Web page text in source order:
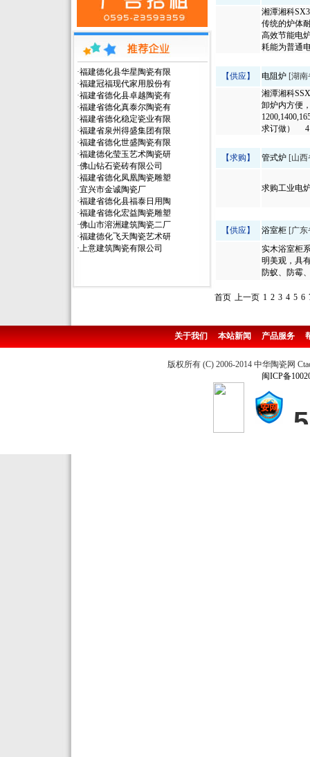
·福建德化县华星陶瓷有限
·福建冠福现代家用股份有
·福建省德化县卓越陶瓷有
·福建省德化真泰尔陶瓷有
·福建省德化稳定瓷业有限
·福建省泉州得盛集团有限
·福建省德化世盛陶瓷有限
·福建德化莹玉艺术陶瓷研
·佛山钻石瓷砖有限公司
·福建省德化凤凰陶瓷雕塑
·宜兴市金诚陶瓷厂
·福建省德化县福泰日用陶
·福建省德化宏益陶瓷雕塑
·佛山市溶洲建筑陶瓷二厂
·福建德化飞天陶瓷艺术研
·上意建筑陶瓷有限公司
湘潭湘科
传统的炉体
高效节能电
耗能为普通
【供应】 电阻炉[湖南
湘潭湘科
卸炉内方便
求订做） 4
【求购】 管式炉[山西
求购工业电
【供应】 浴室柜[广东
实木浴室柜
明美观，具
防蚁、防霉
首页 上一页 1 2 3 4 5 6
关于我们 本站新闻 产品服务
版权所有 (C) 2006-2014 中华陶瓷网
闽ICP备